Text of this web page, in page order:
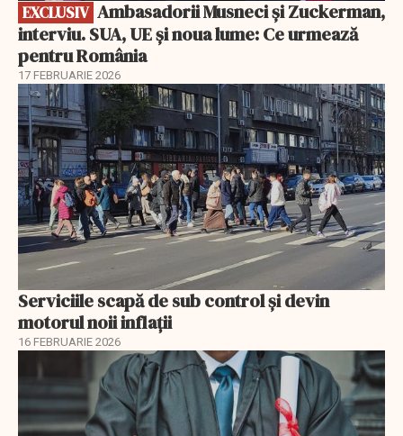
EXCLUSIV
interviu. SUA, UE și noua lume: Ce urmează
pentru România
17 FEBRUARIE 2026
Serviciile scapă de sub control și devin
motorul noii inflații
16 FEBRUARIE 2026